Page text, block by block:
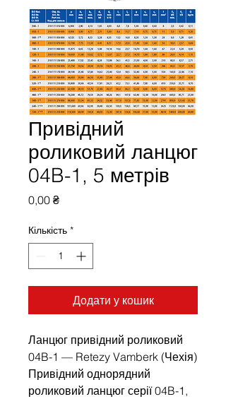
Привідний
роликовий ланцюг
04B-1, 5 метрів
0,00 ₴Ціна
Кількість *
Додати у кошик
Ланцюг привідний роликовий
04B-1 — Retezy Vamberk (Чехія)
Привідний однорядний
роликовий ланцюг серії 04B-1,